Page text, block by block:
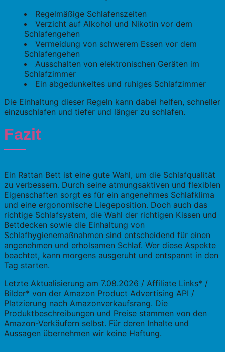
Regelmäßige Schlafenszeiten
Verzicht auf Alkohol und Nikotin vor dem
Schlafengehen
Vermeidung von schwerem Essen vor dem
Schlafengehen
Ausschalten von elektronischen Geräten im
Schlafzimmer
Ein abgedunkeltes und ruhiges Schlafzimmer
Die Einhaltung dieser Regeln kann dabei helfen, schneller
einzuschlafen und tiefer und länger zu schlafen.
Fazit
Ein Rattan Bett ist eine gute Wahl, um die Schlafqualität
zu verbessern. Durch seine atmungsaktiven und flexiblen
Eigenschaften sorgt es für ein angenehmes Schlafklima
und eine ergonomische Liegeposition. Doch auch das
richtige Schlafsystem, die Wahl der richtigen Kissen und
Bettdecken sowie die Einhaltung von
Schlafhygienemaßnahmen sind entscheidend für einen
angenehmen und erholsamen Schlaf. Wer diese Aspekte
beachtet, kann morgens ausgeruht und entspannt in den
Tag starten.
Letzte Aktualisierung am 7.08.2026 / Affiliate Links* /
Bilder* von der Amazon Product Advertising API /
Platzierung nach Amazonverkaufsrang. Die
Produktbeschreibungen und Preise stammen von den
Amazon-Verkäufern selbst. Für deren Inhalte und
Aussagen übernehmen wir keine Haftung.